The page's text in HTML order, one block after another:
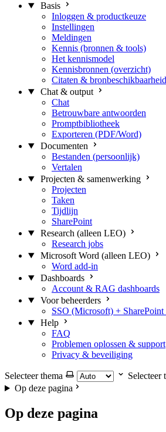
Basis
Inloggen & productkeuze
Instellingen
Meldingen
Kennis (bronnen & tools)
Het kennismodel
Kennisbronnen (overzicht)
Citaten & bronbeschikbaarheid
Chat & output
Chat
Betrouwbare antwoorden
Promptbibliotheek
Exporteren (PDF/Word)
Documenten
Bestanden (persoonlijk)
Vertalen
Projecten & samenwerking
Projecten
Taken
Tijdlijn
SharePoint
Research (alleen LEO)
Research jobs
Microsoft Word (alleen LEO)
Word add-in
Dashboards
Account & RAG dashboards
Voor beheerders
SSO (Microsoft) + SharePoint
Help
FAQ
Problemen oplossen & support
Privacy & beveiliging
Selecteer thema
Selecteer
Op deze pagina
Op deze pagina